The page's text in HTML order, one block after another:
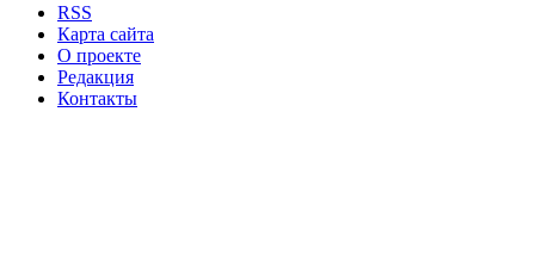
RSS
Карта сайта
О проекте
Редакция
Контакты